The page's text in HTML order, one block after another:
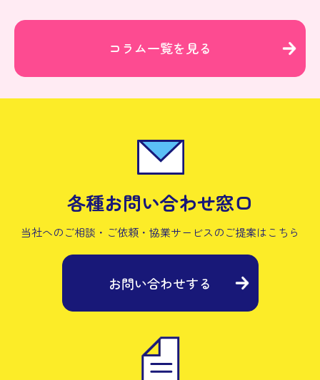
コラム一覧を見る
各種お問い合わせ窓口
当社へのご相談・ご依頼・協業サービスのご提案はこちら
お問い合わせする